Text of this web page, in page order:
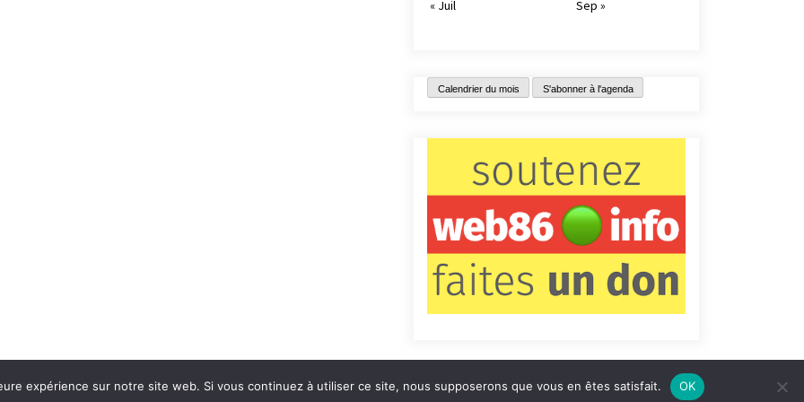
« Juil
Sep »
Calendrier du mois S'abonner à l'agenda
Contact Qui sommes-nous ? Informations légales
expérience sur notre site web. Si vous continuez à utiliser ce site, nous supposerons que vous en êtes satisfait. OK